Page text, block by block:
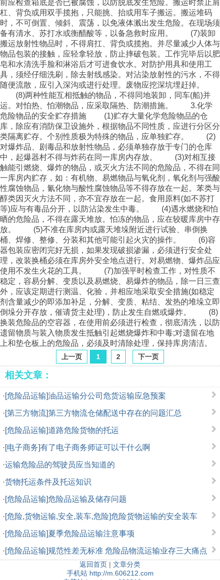
前应检查箱底是否已被腐蚀，以防脱底发生危险。搬运时禁止肩
杠、背负或用双手揽抱，只能挑、抬或用车子搬运。搬运堆码
时，不可倒置、倾斜、震荡，以免液体溅出发生危险。在现场须
备有清水、苏打水或衡醋酸等，以备急救时应用。 (7)装卸
搬运放射性物品时，不得肩扛、背负或揽抱。并尽量减少人体与
物品包装的接触，应轻拿轻放，防止摔破包装。工作完毕后以肥
皂和水清洗手脸和淋浴后才可进食饮水。对防护用具和使用工
具，须经仔细洗刷，除去射线感染。对沾染放射性的污水，不得
随便流散，应引入深沟或进行处理。废物应挖深坑埋赶掉。
(8)两种性能互相抵触的物品，不得同地装卸，同车(船)并
运。对怕热、怕潮物品，应采取隔热、防潮措施。 3.化学
危险物品的安全贮存措施 (1)贮存大量化学危险物品的仓
库，除应有消防保卫设施外，根据物品不同性质，应进行分区分
类隔离贮存。个别性质极为特殊的物品，应单独贮存。 (2)
对爆炸品、剧毒品和放射性物品，必须单独存放于专门的仓库
中，起爆器村不得与炸药在同一库房内存放。 (3)对相互接
触能引燃烧、爆炸的物品，或灭火方法不同的危险品，不得在同
一库房内贮存，如：有机物、易燃物品与氧化剂，氧化剂与强酸
性腐蚀物品，氰化物与酸性腐蚀物品等不得存放在一起。苯类与
醇类因灭火方法不同，亦不宜存放在一起。食用原料(如不苏打
等)应与有毒品分开，以防沾染发生中毒。 (4)遇水燃烧和怕
晒的危险品，不得在露天堆放。怕冻的物品，应在较暖库房中存
放。 (5)不准在库房内或露天堆垛附近进行试验、串倒换
桶、焊修、整修、分装和其他可能引起火灾的操作。 (6)容
器包装应密闭完好无损，如果发现破损渗漏，必须进行安全处
理，改装换桶必须在库房外安全地点进行。对易燃物、爆炸品应
使用不发生火花的工具。 (7)加强平时检查工作，对性质不
稳定，容易分解、变质以及易燃烧、易爆炸的物品，除一日三查
外，应该定期进行测温、化验，并相应地采取安全措施(如稳定
剂含量减少的即添加补足，分解、变质、粘结、发热的堆垛立即
倒垛分开存放，催请货主处理)，防止发生自燃或爆炸。 (8)
换装危险品的空容器，在使用前必须进行检查，彻底清洗，以防
遗留物质与装入物质发生抵触引起燃烧爆炸和中毒;对遗留在地
上和垫仓板上的危险品，必须及时清除处理，保持库房清洁。
上一页 1 2 下一页
相关文章：
·[危险品运输]油品运输分公司危货运输应急预案
·[第三方物流]第三方物流仓储配送中存在的问题汇总
·[危险品运输]道路危险货物的托运
·[电子商务]有了电子商务师证可以干什么啊
·运输危险品的驾驶员应当知道的
·货物托运条件及托运知识
·[危险品运输]危险品运输及储存问题
·[危险,货物运输,安全,装车,危险]危险货物运输的安全装车
·[危险品运输]夏季危险品运输注意事项
·[危险品运输]规范性差无标准 危险品物流运输业存三大痛点
返回首页 | 文章分类
手机站 http://m.606212.com